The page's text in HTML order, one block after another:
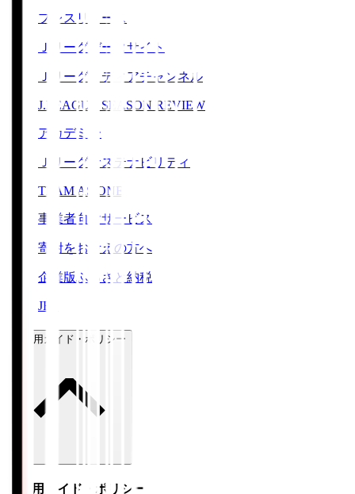
プレスリリース
Ｊリーグデータサイト
Ｊリーグメディアチャンネル
J.LEAGUE SEASON REVIEW
アカデミー
Ｊリーグサステナビリティ
TEAM AS ONE
事業者向けサービス
寄附をお考えの方へ
企業版ふるさと納税
JFA
ご利用ガイド・ポリシー
ご利用ガイド・ポリシー